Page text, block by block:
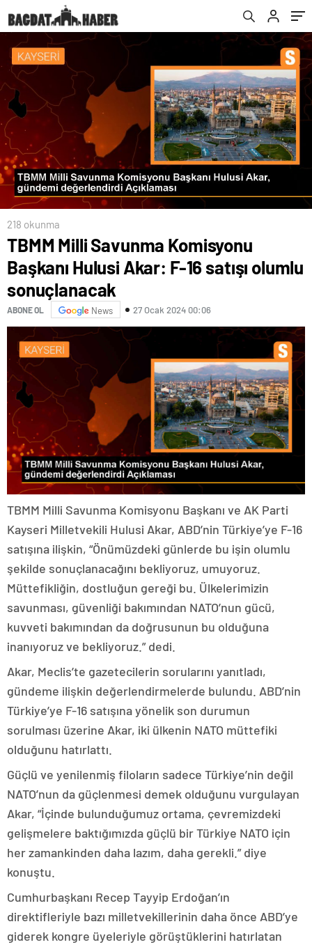
218 okunma
TBMM Milli Savunma Komisyonu
Başkanı Hulusi Akar: F-16 satışı olumlu
sonuçlanacak
ABONE OL News 27 Ocak 2024 00:06
TBMM Milli Savunma Komisyonu Başkanı ve AK Parti
Kayseri Milletvekili Hulusi Akar, ABD’nin Türkiye’ye F-16
satışına ilişkin, “Önümüzdeki günlerde bu işin olumlu
şekilde sonuçlanacağını bekliyoruz, umuyoruz.
Müttefikliğin, dostluğun gereği bu. Ülkelerimizin
savunması, güvenliği bakımından NATO’nun gücü,
kuvveti bakımından da doğrusunun bu olduğuna
inanıyoruz ve bekliyoruz.” dedi.
Akar, Meclis’te gazetecilerin sorularını yanıtladı,
gündeme ilişkin değerlendirmelerde bulundu. ABD’nin
Türkiye’ye F-16 satışına yönelik son durumun
sorulması üzerine Akar, iki ülkenin NATO müttefiki
olduğunu hatırlattı.
Güçlü ve yenilenmiş filoların sadece Türkiye’nin değil
NATO’nun da güçlenmesi demek olduğunu vurgulayan
Akar, “İçinde bulunduğumuz ortama, çevremizdeki
gelişmelere baktığımızda güçlü bir Türkiye NATO için
her zamankinden daha lazım, daha gerekli.” diye
konuştu.
Cumhurbaşkanı Recep Tayyip Erdoğan’ın
direktifleriyle bazı milletvekillerinin daha önce ABD’ye
giderek kongre üyeleriyle görüştüklerini hatırlatan